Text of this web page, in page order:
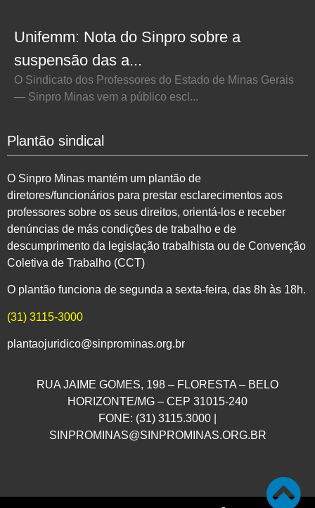
Unifemm: Nota do Sinpro sobre a
suspensão das a...
O Sindicato dos Professores do Estado de Minas Gerais
— Sinpro Minas vem a público escl...
Plantão sindical
O Sinpro Minas mantém um plantão de
diretores/funcionários para prestar esclarecimentos aos
professores sobre os seus direitos, orientá-los e receber
denúncias de más condições de trabalho e de
descumprimento da legislação trabalhista ou de Convenção
Coletiva de Trabalho (CCT)
O plantão funciona de segunda a sexta-feira, das 8h às 18h.
(31) 3115-3000
plantaojuridico@sinprominas.org.br
RUA JAIME GOMES, 198 – FLORESTA – BELO
HORIZONTE/MG – CEP 31015-240
FONE: (31) 3115.3000 |
SINPROMINAS@SINPROMINAS.ORG.BR